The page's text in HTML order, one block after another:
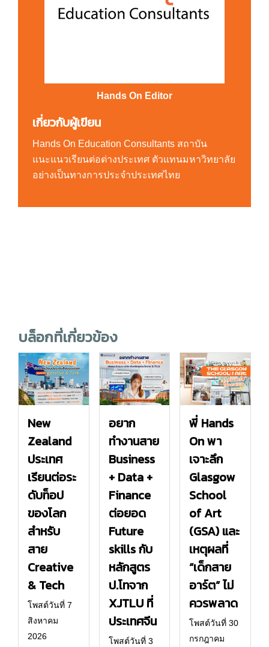
Hands On Editor
เกี่ยวกับผู้เขียน
Hands On Education Consultants สถาบัน
แนะแนวเรียนต่อต่างประเทศ ตัวแทนมหาวิทยาลัย
อย่างเป็นทางการประจำประเทศไทย
บล็อกที่เกี่ยวข้อง
New
Zealand
ประเทศ
เรียนต่อระ
ดับท็อป
ของโลก
สำหรับ
สาย
Creative
& Tech
โพสต์วันที่ 7
สิงหาคม
2026
อยาก
ทำงานสาย
Business
+ Data +
Finance
ต่อยอด
Future
skills กับ
หลักสูตร
ป.โทจาก
XJTLU ที่
ประเทศจีน
โพสต์วันที่ 3
พี่ Hands
On พา
เจาะลึก
Glasgow
School
of Art
(GSA) และ
เหตุผลที่
“เด็กสาย
อาร์ต” ไม่
ควรพลาด
โพสต์วันที่ 30
กรกฎาคม